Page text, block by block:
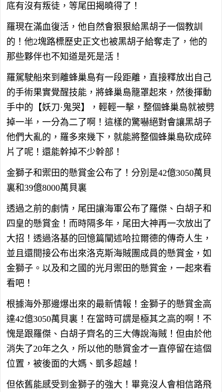
底有沒有叛徒，等尾田揭曉得了！
羅現在滿血復活，他自然會狠狠給黑胡子一個教訓
的！他2塊路標歷史正文也被黑胡子給奪走了，他的
那些夥伴也不知道是死是活！
羅駕駛船來到離蜂巢島有一段距離，直接釋放出自己
的手術果實覺醒技能，將蜂巢島籠罩起來，然後揮動
手中的【妖刀·鬼哭】，輕輕一擊，整個蜂巢島就被劈
掉一半，一分為二了啊！這樣的驚嚇絕對會讓黑胡子
他們大亂的，羅多來幾下，就能將整個蜂巢島砍成碎
片了呢！還能幹掉不少幹部！
金獅子和禦田的懸賞金公布了！分別是42億3050萬貝
裏和39億8000萬貝裏
透過之前的劇情，尾田讓海軍公布了羅傑、白胡子和
四皇的懸賞金！而時隔多年，尾田大神再一次放出了
大招！透過洛基的回憶篇闡述哈拉爾德的傳奇人生，
並且還間接公布出來洛克斯海賊團成員的懸賞金，如
金獅子。以及和之國的光月禦田的懸賞金，一起來看
看吧！
根據海外那邊爆出來的最新情報！金獅子的懸賞金高
達42億3050萬貝裏！在當時可謂是極其之高的啊！不
愧是跟羅傑、白胡子齊名的三大傳說海賊！但由於他
消失了20年之久，所以他的懸賞金才一直停留在這個
位置，被後面的大媽、凱多超越！
但依舊能感受到金獅子的強大！畢竟沒人會相信路飛